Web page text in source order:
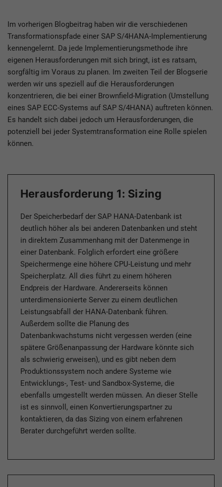
Im vorherigen Blogbeitrag haben wir die verschiedenen
Transformationspfade einer SAP S/4HANA-Implementierung
kennengelernt. Da jede Implementierungsmethode ihre
eigenen Herausforderungen mit sich bringt, ist es ratsam,
sorgfältig im Voraus zu planen. Im zweiten Teil der Blogserie
werden wir uns speziell auf die Herausforderungen
konzentrieren, die bei einer Brownfield-Migration (Umstellung
eines SAP ECC-Systems auf SAP S/4HANA) auftreten können.
Es handelt sich dabei jedoch um Herausforderungen, die
potenziell bei jeder Systemtransformation eine Rolle spielen
können.
Herausforderung 1: Sizing
Der Speicherbedarf der SAP HANA-Datenbank ist
deutlich höher als bei anderen Datenbanken und steht
in direktem Zusammenhang mit der Datenmenge in
einer Datenbank. Folglich erfordert eine größere
Speichermenge eine höhere CPU-Leistung und mehr
Speicherplatz. All dies führt zu einem höheren
Endpreis der Hardware. Andererseits können
unterdimensionierte Server zu einem deutlichen
Leistungsabfall der HANA-Datenbank führen.
Außerdem sollte die Planung des
Datenbankwachstums nicht vergessen werden (eine
spätere Größenanpassung der Hardware könnte sich
als schwierig erweisen), und es gibt neben dem
Produktionssystem noch andere Systeme wie
Entwicklungs-, Test- und Sandbox-Systeme, die
ebenfalls umgestellt werden müssen. An dieser Stelle
ist es sinnvoll, einen Konvertierungspartner zu
kontaktieren, da das Sizing von einem erfahrenen
Berater durchgeführt werden sollte.